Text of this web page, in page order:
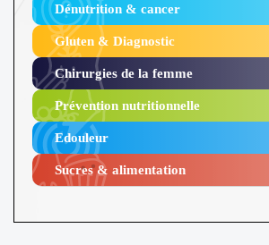
Dénutrition & cancer
Gluten & Diagnostic
Chirurgies de la femme
Prévention nutritionnelle
Edouleur​
Sucres & alimentation​